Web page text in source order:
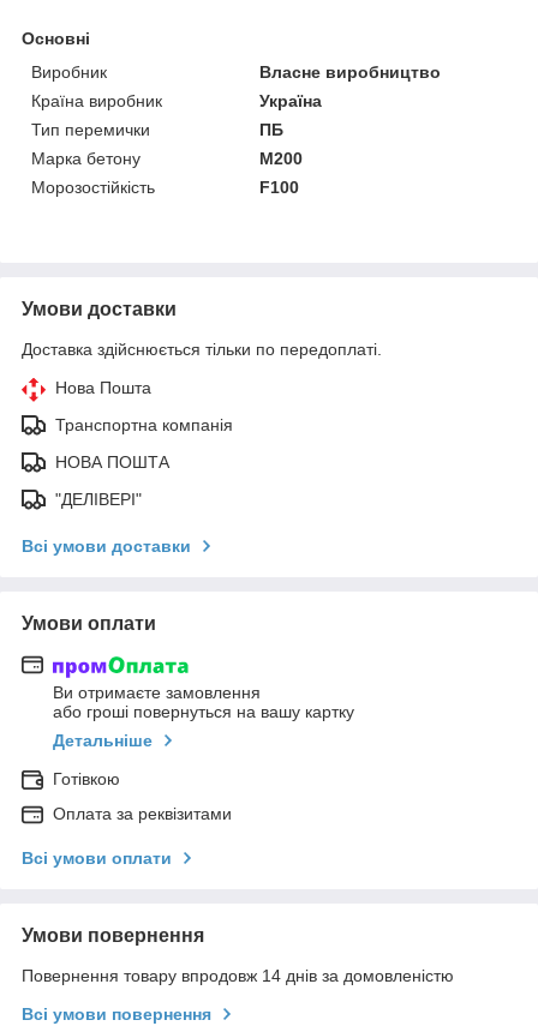
Основні
Виробник
Власне виробництво
Країна виробник
Україна
Тип перемички
ПБ
Марка бетону
М200
Морозостійкість
F100
Умови доставки
Доставка здійснюється тільки по передоплаті.
Нова Пошта
Транспортна компанія
НОВА ПОШТА
"ДЕЛІВЕРІ"
Всі умови доставки
Умови оплати
Ви отримаєте замовлення
або гроші повернуться на вашу картку
Детальніше
Готівкою
Оплата за реквізитами
Всі умови оплати
Умови повернення
Повернення товару впродовж 14 днів за домовленістю
Всі умови повернення